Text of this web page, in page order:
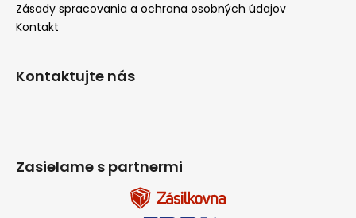
Zásady spracovania a ochrana osobných údajov
Kontakt
Kontaktujte nás
Zasielame s partnermi